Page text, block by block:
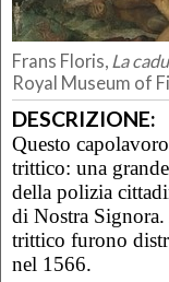
Frans Floris, La
Royal Museum of
DESCRIZIONE:
Questo
trittico: una
della polizia
di Nostra
trittico furono
nel 1566.